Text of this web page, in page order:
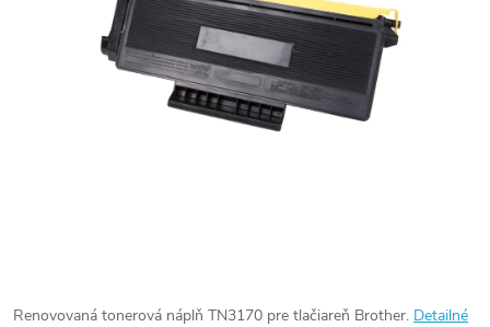
Renovovaná tonerová náplň TN3170 pre tlačiareň Brother. Detailné